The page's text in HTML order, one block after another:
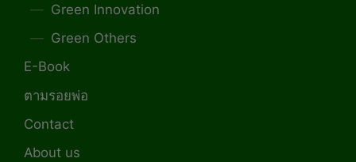
Green Innovation
Green Others
E-Book
ตามรอยพ่อ
Contact
About us